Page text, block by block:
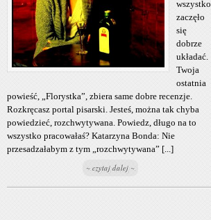
wszystko
zaczęło
się
dobrze
układać.
Twoja
ostatnia
powieść, „Florystka”, zbiera same dobre recenzje.
Rozkręcasz portal pisarski. Jesteś, można tak chyba
powiedzieć, rozchwytywana. Powiedz, długo na to
wszystko pracowałaś? Katarzyna Bonda: Nie
przesadzałabym z tym „rozchwytywana” [...]
~ czytaj dalej ~